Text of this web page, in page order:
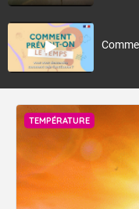
TEMPÉRATURE